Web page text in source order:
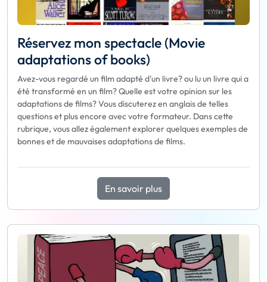
Réservez mon spectacle (Movie
adaptations of books)
Avez-vous regardé un film adapté d'un livre? ou lu un livre qui a
été transformé en un film? Quelle est votre opinion sur les
adaptations de films? Vous discuterez en anglais de telles
questions et plus encore avec votre formateur. Dans cette
rubrique, vous allez également explorer quelques exemples de
bonnes et de mauvaises adaptations de films.
En savoir plus